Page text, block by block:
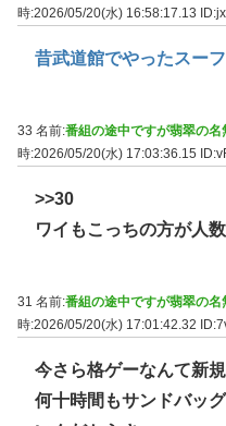
時:2026/05/20(水) 16:58:17.13
昔武道館でやったスー
33 名前:番組の途中ですが翡翠の
時:2026/05/20(水) 17:03:36.15
>>30
ワイもこっちの方が人
31 名前:番組の途中ですが翡翠の
時:2026/05/20(水) 17:01:42.32
今さら格ゲーなんて新
何十時間もサンドバッ